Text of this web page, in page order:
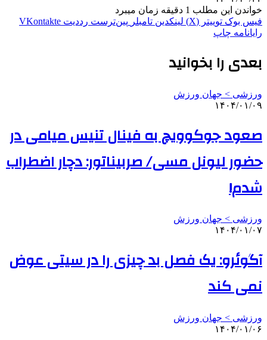
خواندن این مطلب 1 دقیقه زمان میبرد
فیس بوک توییتر (X) لینکدین ‫تامبلر ‫پین‌ترست ‫رددیت ‫VKontakte
رایانامه چاپ
بعدی را بخوانید
ورزشی > جهان ورزش
۱۴۰۴/۰۱/۰۹
صعود جوکوویچ به فینال تنیس میامی در
حضور لیونل مسی/ صربیناتور: دچار اضطراب
شدم!
ورزشی > جهان ورزش
۱۴۰۴/۰۱/۰۷
آگوئرو: یک فصل بد چیزی را در سیتی عوض
نمی کند
ورزشی > جهان ورزش
۱۴۰۴/۰۱/۰۶